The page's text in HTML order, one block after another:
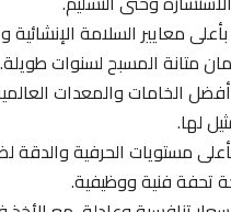
بأعلى معايير السلامة
متانة المسبح لسنوات طويلة.
أفضل الخامات والمعدات
لها.
مستويات الحرفية والدقة
تحفة فنية ووظيفية.